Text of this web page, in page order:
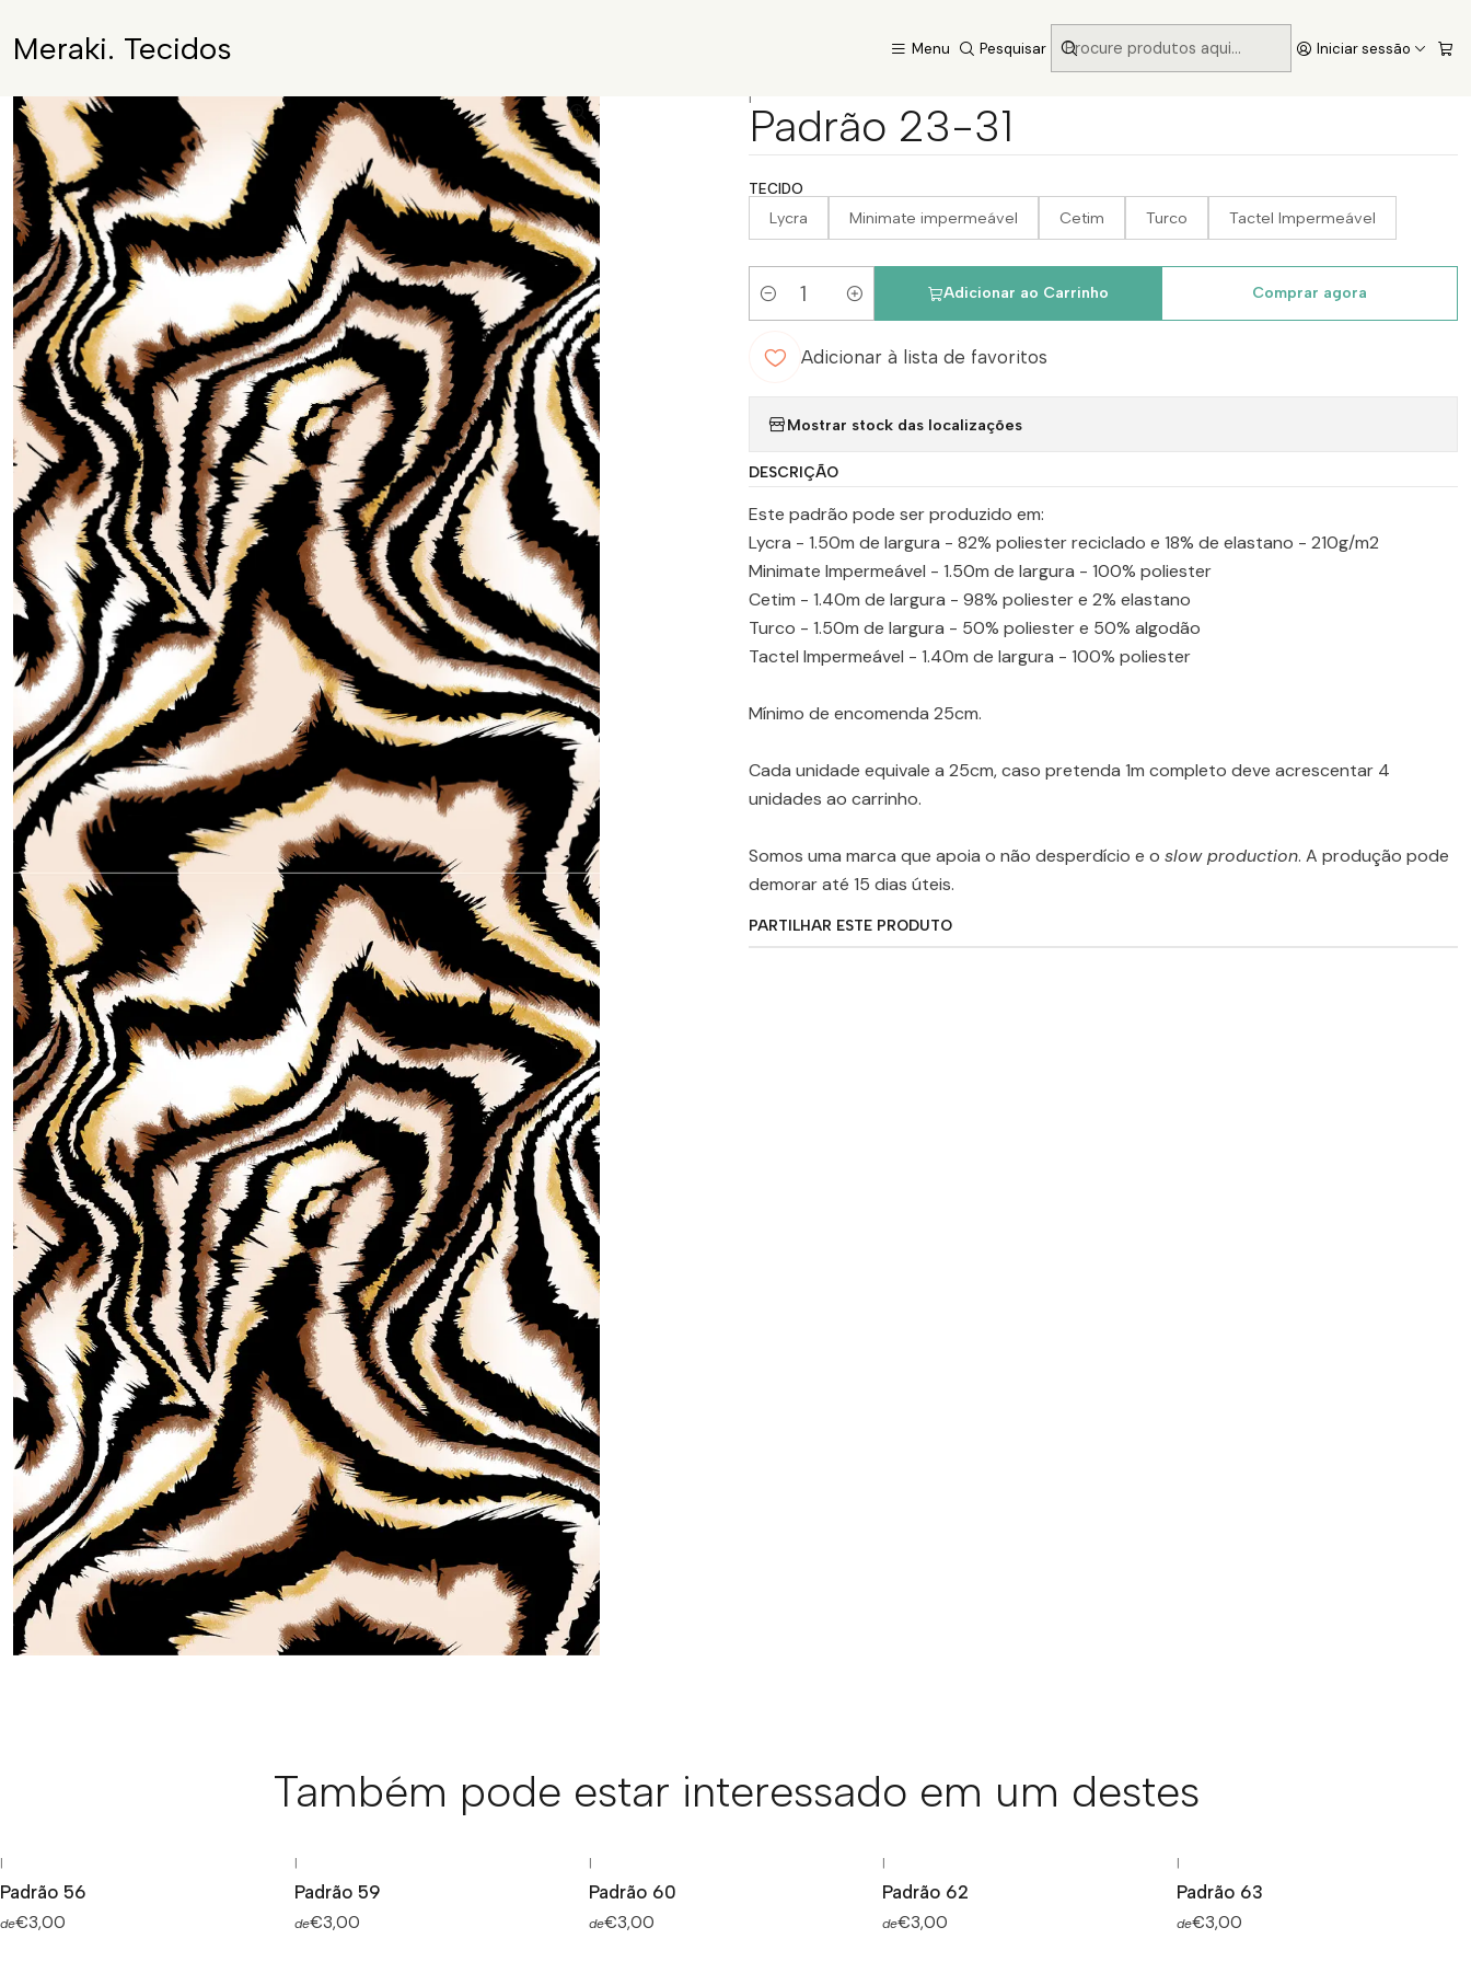
Meraki. Tecidos Menu Pesquisar Iniciar sessão
|
Padrão 23-31
TECIDO
Lycra Minimate impermeável Cetim Turco Tactel Impermeável
Quantidade
Adicionar ao Carrinho Comprar agora
Adicionar à lista de favoritos
Mostrar stock das localizações
DESCRIÇÃO
Este padrão pode ser produzido em:
Lycra - 1.50m de largura - 82% poliester reciclado e 18% de elastano - 210g/m2
Minimate Impermeável - 1.50m de largura - 100% poliester
Cetim - 1.40m de largura - 98% poliester e 2% elastano
Turco - 1.50m de largura - 50% poliester e 50% algodão
Tactel Impermeável - 1.40m de largura - 100% poliester
Mínimo de encomenda 25cm.
Cada unidade equivale a 25cm, caso pretenda 1m completo deve acrescentar 4
unidades ao carrinho.
Somos uma marca que apoia o não desperdício e o slow production. A produção pode
demorar até 15 dias úteis.
PARTILHAR ESTE PRODUTO
Também pode estar interessado em um destes
|
Padrão 56
de€3,00
|
Padrão 59
de€3,00
|
Padrão 60
de€3,00
|
Padrão 62
de€3,00
|
Padrão 63
de€3,00